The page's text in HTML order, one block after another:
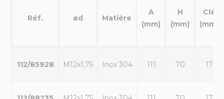
Réf. ød Matière
A
(mm)
H
(mm)
Clé
(mm)
112/85928 M12x1,75 Inox 304 111 70 17